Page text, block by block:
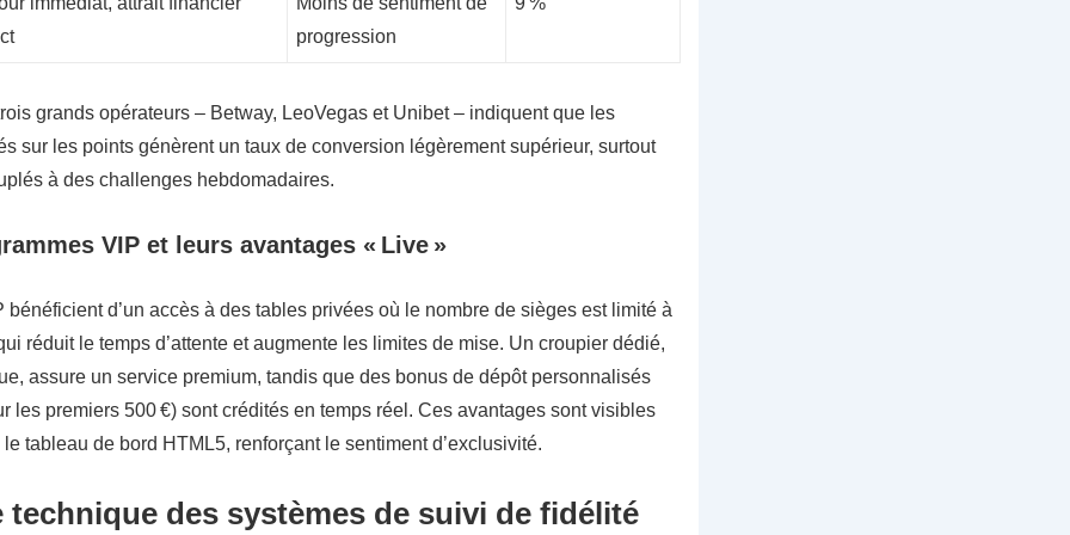
progression
grands opérateurs – Betway, LeoVegas et Unibet – indiquent que les
sur les points génèrent un taux de conversion légèrement supérieur, surtout
à des challenges hebdomadaires.
VIP et leurs avantages « Live »
bénéficient d’un accès à des tables privées où le nombre de sièges est limité à
réduit le temps d’attente et augmente les limites de mise. Un croupier dédié,
assure un service premium, tandis que des bonus de dépôt personnalisés
les premiers 500 €) sont crédités en temps réel. Ces avantages sont visibles
tableau de bord HTML5, renforçant le sentiment d’exclusivité.
technique des systèmes de suivi de fidélité